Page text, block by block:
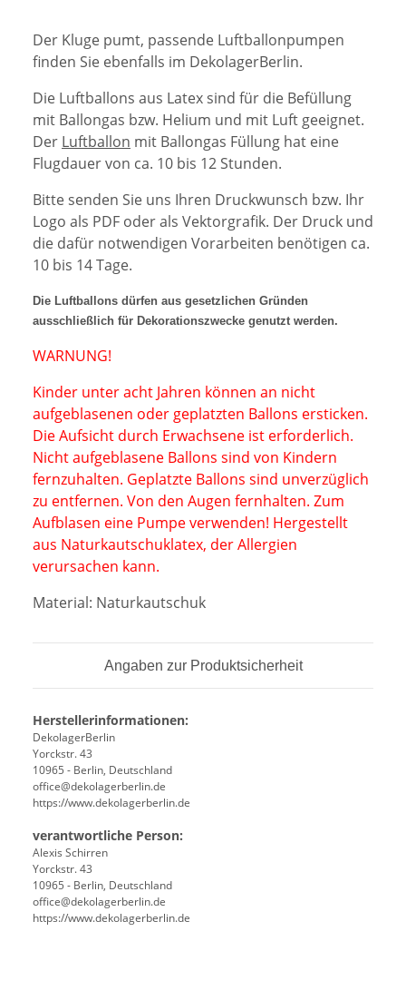
Der Kluge pumt, passende Luftballonpumpen
finden Sie ebenfalls im DekolagerBerlin.
Die Luftballons aus Latex sind für die Befüllung
mit Ballongas bzw. Helium und mit Luft geeignet.
Der Luftballon mit Ballongas Füllung hat eine
Flugdauer von ca. 10 bis 12 Stunden.
Bitte senden Sie uns Ihren Druckwunsch bzw. Ihr
Logo als PDF oder als Vektorgrafik. Der Druck und
die dafür notwendigen Vorarbeiten benötigen ca.
10 bis 14 Tage.
Die Luftballons dürfen aus gesetzlichen Gründen
ausschließlich für Dekorationszwecke genutzt werden.
WARNUNG!
Kinder unter acht Jahren können an nicht
aufgeblasenen oder geplatzten Ballons ersticken.
Die Aufsicht durch Erwachsene ist erforderlich.
Nicht aufgeblasene Ballons sind von Kindern
fernzuhalten. Geplatzte Ballons sind unverzüglich
zu entfernen. Von den Augen fernhalten. Zum
Aufblasen eine Pumpe verwenden! Hergestellt
aus Naturkautschuklatex, derAllergien
verursachen kann.
Material: Naturkautschuk
Angaben zur Produktsicherheit
Herstellerinformationen:
DekolagerBerlin
Yorckstr. 43
10965 - Berlin, Deutschland
office@dekolagerberlin.de
https://www.dekolagerberlin.de
verantwortliche Person:
Alexis Schirren
Yorckstr. 43
10965 - Berlin, Deutschland
office@dekolagerberlin.de
https://www.dekolagerberlin.de